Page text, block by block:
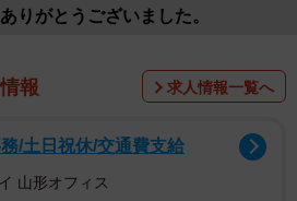
りがとうございました。
報 求人情報一覧へ
/土日祝休/交通費支給
山形オフィス